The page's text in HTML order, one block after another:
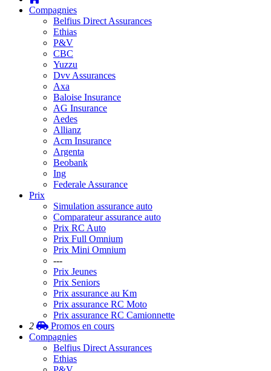
Compagnies
Belfius Direct Assurances
Ethias
P&V
CBC
Yuzzu
Dvv Assurances
Axa
Baloise Insurance
AG Insurance
Aedes
Allianz
Acm Insurance
Argenta
Beobank
Ing
Federale Assurance
Prix
Simulation assurance auto
Comparateur assurance auto
Prix RC Auto
Prix Full Omnium
Prix Mini Omnium
---
Prix Jeunes
Prix Seniors
Prix assurance au Km
Prix assurance RC Moto
Prix assurance RC Camionnette
2
Promos en cours
Compagnies
Belfius Direct Assurances
Ethias